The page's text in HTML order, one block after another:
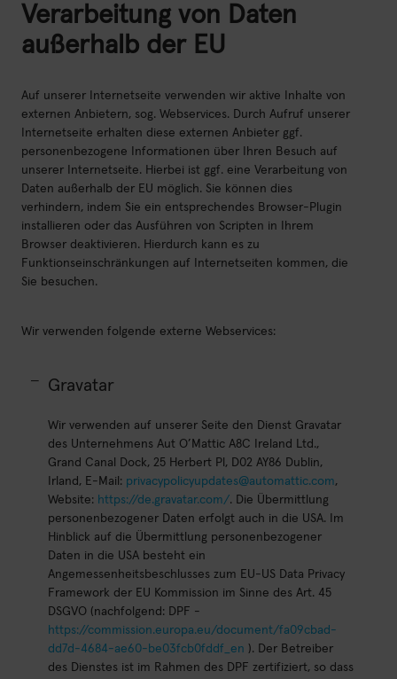
Verarbeitung von Daten
außerhalb der EU
Auf unserer Internetseite verwenden wir aktive Inhalte von
externen Anbietern, sog. Webservices. Durch Aufruf unserer
Internetseite erhalten diese externen Anbieter ggf.
personenbezogene Informationen über Ihren Besuch auf
unserer Internetseite. Hierbei ist ggf. eine Verarbeitung von
Daten außerhalb der EU möglich. Sie können dies
verhindern, indem Sie ein entsprechendes Browser-Plugin
installieren oder das Ausführen von Scripten in Ihrem
Browser deaktivieren. Hierdurch kann es zu
Funktionseinschränkungen auf Internetseiten kommen, die
Sie besuchen.
Wir verwenden folgende externe Webservices:
Gravatar
Wir verwenden auf unserer Seite den Dienst Gravatar
des Unternehmens Aut O’Mattic A8C Ireland Ltd.,
Grand Canal Dock, 25 Herbert Pl, D02 AY86 Dublin,
Irland, E-Mail: privacypolicyupdates@automattic.com,
Website: https://de.gravatar.com/. Die Übermittlung
personenbezogener Daten erfolgt auch in die USA. Im
Hinblick auf die Übermittlung personenbezogener
Daten in die USA besteht ein
Angemessenheitsbeschlusses zum EU-US Data Privacy
Framework der EU Kommission im Sinne des Art. 45
DSGVO (nachfolgend: DPF -
https://commission.europa.eu/document/fa09cbad-
dd7d-4684-ae60-be03fcb0fddf_en ). Der Betreiber
des Dienstes ist im Rahmen des DPF zertifiziert, so dass